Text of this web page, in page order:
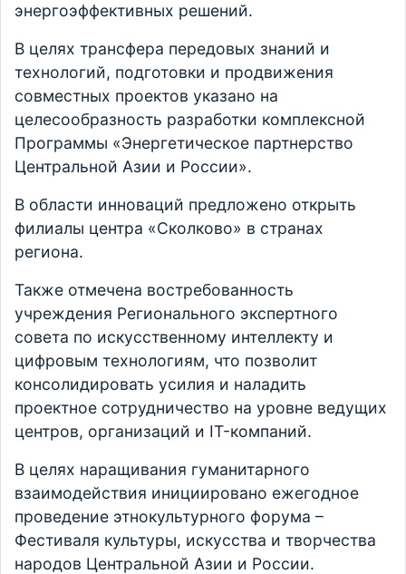
энергоэффективных решений.
В целях трансфера передовых знаний и
технологий, подготовки и продвижения
совместных проектов указано на
целесообразность разработки комплексной
Программы «Энергетическое партнерство
Центральной Азии и России».
В области инноваций предложено открыть
филиалы центра «Сколково» в странах
региона.
Также отмечена востребованность
учреждения Регионального экспертного
совета по искусственному интеллекту и
цифровым технологиям, что позволит
консолидировать усилия и наладить
проектное сотрудничество на уровне ведущих
центров, организаций и IT-компаний.
В целях наращивания гуманитарного
взаимодействия инициировано ежегодное
проведение этнокультурного форума –
Фестиваля культуры, искусства и творчества
народов Центральной Азии и России.